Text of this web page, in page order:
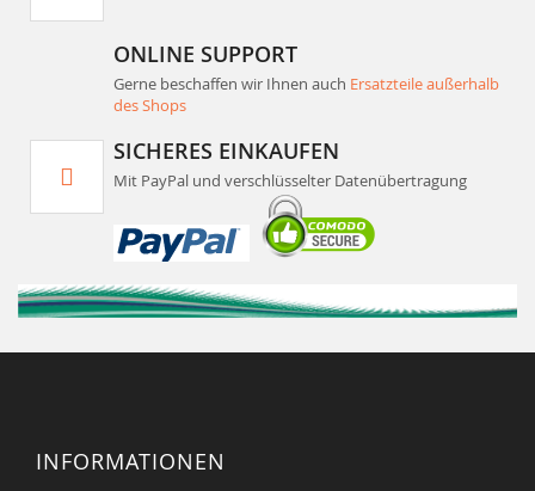
ONLINE SUPPORT
Gerne beschaffen wir Ihnen auch Ersatzteile außerhalb
des Shops
SICHERES EINKAUFEN
Mit PayPal und verschlüsselter Datenübertragung
INFORMATIONEN